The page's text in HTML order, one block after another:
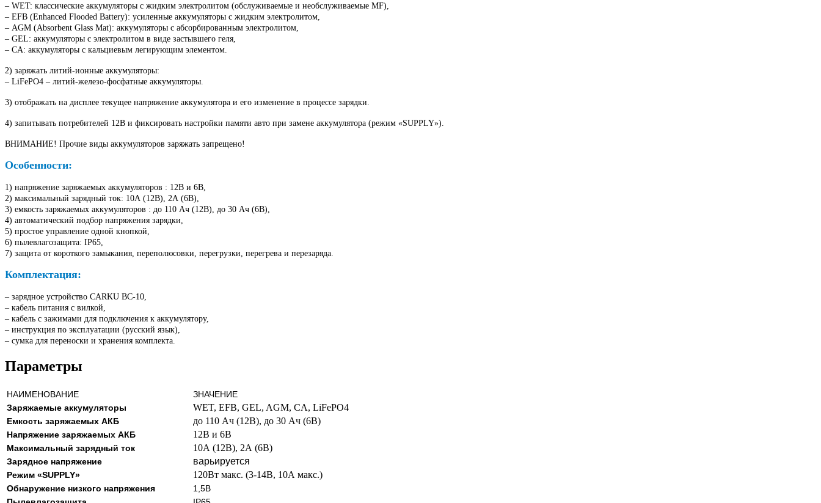
– WET: классические аккумуляторы с жидким электролитом (обслуживаемые и необслуживаемые MF),
– EFB (Enhanced Flooded Battery): усиленные аккумуляторы с жидким электролитом,
– AGM (Absorbent Glass Mat): аккумуляторы с абсорбированным электролитом,
– GEL: аккумуляторы с электролитом в виде застывшего геля,
– CA: аккумуляторы с кальциевым легирующим элементом.
2) заряжать литий-ионные аккумуляторы:
– LiFePO4 – литий-железо-фосфатные аккумуляторы.
3) отображать на дисплее текущее напряжение аккумулятора и его изменение в процессе зарядки.
4) запитывать потребителей 12В и фиксировать настройки памяти авто при замене аккумулятора (режим «SUPPLY»).
ВНИМАНИЕ! Прочие виды аккумуляторов заряжать запрещено!
Особенности:
1) напряжение заряжаемых аккумуляторов : 12В и 6В,
2) максимальный зарядный ток: 10А (12В), 2А (6В),
3) емкость заряжаемых аккумуляторов : до 110 Ач (12В), до 30 Ач (6В),
4) автоматический подбор напряжения зарядки,
5) простое управление одной кнопкой,
6) пылевлагозащита: IP65,
7) защита от короткого замыкания, переполюсовки, перегрузки, перегрева и перезаряда.
Комплектация:
– зарядное устройство CARKU BC-10,
– кабель питания с вилкой,
– кабель с зажимами для подключения к аккумулятору,
– инструкция по эксплуатации (русский язык),
– сумка для переноски и хранения комплекта.
Параметры
НАИМЕНОВАНИЕ
ЗНАЧЕНИЕ
Заряжаемые аккумуляторы
WET, EFB, GEL, AGM, CA, LiFePO4
Емкость заряжаемых АКБ до 110 Ач (12В), до 30 Ач (6В)
Напряжение заряжаемых АКБ 12В и 6В
Максимальный зарядный ток 10А (12В), 2А (6В)
Зарядное напряжение варьируется
Режим «SUPPLY» 120Вт макс. (3-14В, 10А макс.)
Обнаружение низкого напряжения
1,5В